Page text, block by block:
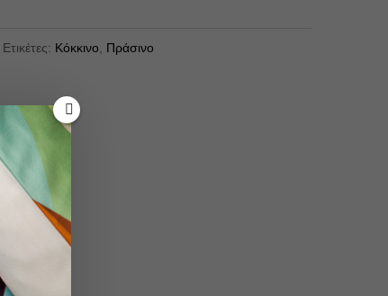
Ετικέτες: Κόκκινο Πράσινο